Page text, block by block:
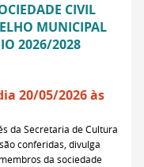
CIVIL
MUNICIPAL
2026/2028
20/05/2026 às
da Secretaria de Cultura
conferidas, divulga
da sociedade